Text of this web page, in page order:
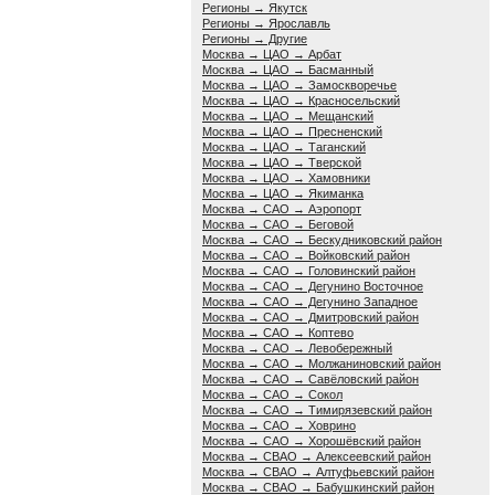
Регионы → Якутск
Регионы → Ярославль
Регионы → Другие
Москва → ЦАО → Арбат
Москва → ЦАО → Басманный
Москва → ЦАО → Замоскворечье
Москва → ЦАО → Красносельский
Москва → ЦАО → Мещанский
Москва → ЦАО → Пресненский
Москва → ЦАО → Таганский
Москва → ЦАО → Тверской
Москва → ЦАО → Хамовники
Москва → ЦАО → Якиманка
Москва → САО → Аэропорт
Москва → САО → Беговой
Москва → САО → Бескудниковский район
Москва → САО → Войковский район
Москва → САО → Головинский район
Москва → САО → Дегунино Восточное
Москва → САО → Дегунино Западное
Москва → САО → Дмитровский район
Москва → САО → Коптево
Москва → САО → Левобережный
Москва → САО → Молжаниновский район
Москва → САО → Савёловский район
Москва → САО → Сокол
Москва → САО → Тимирязевский район
Москва → САО → Ховрино
Москва → САО → Хорошёвский район
Москва → СВАО → Алексеевский район
Москва → СВАО → Алтуфьевский район
Москва → СВАО → Бабушкинский район